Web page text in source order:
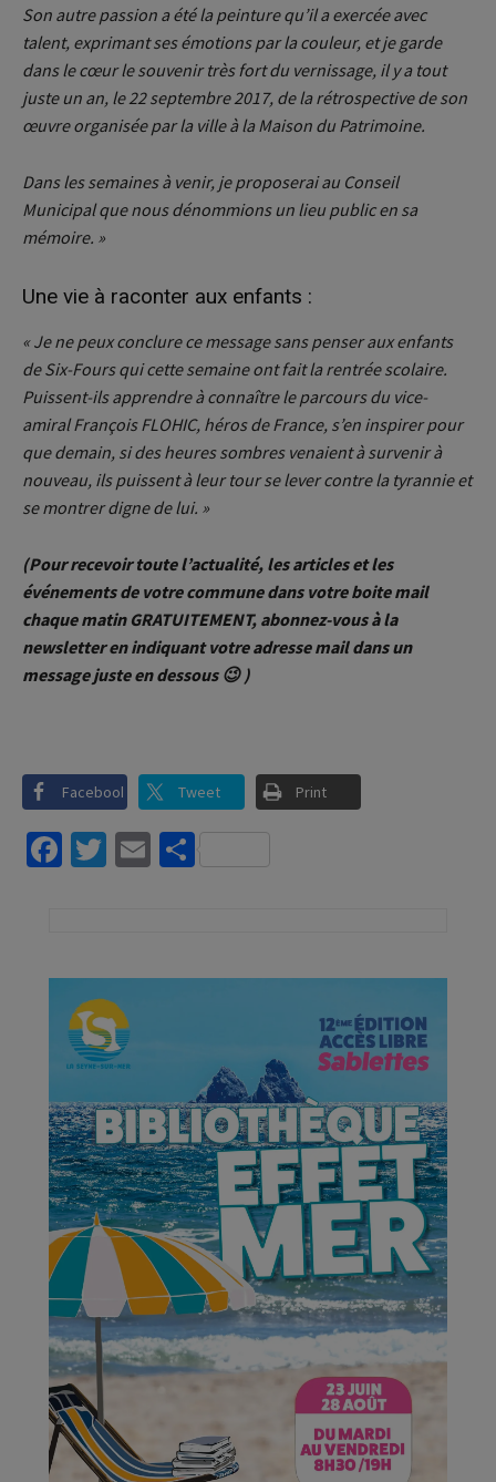
Son autre passion a été la peinture qu’il a exercée avec
talent, exprimant ses émotions par la couleur, et je garde
dans le cœur le souvenir très fort du vernissage, il y a tout
juste un an, le 22 septembre 2017, de la rétrospective de son
œuvre organisée par la ville à la Maison du Patrimoine.
Dans les semaines à venir, je proposerai au Conseil
Municipal que nous dénommions un lieu public en sa
mémoire. »
Une vie à raconter aux enfants :
« Je ne peux conclure ce message sans penser aux enfants
de Six-Fours qui cette semaine ont fait la rentrée scolaire.
Puissent-ils apprendre à connaître le parcours du vice-
amiral François FLOHIC, héros de France, s’en inspirer pour
que demain, si des heures sombres venaient à survenir à
nouveau, ils puissent à leur tour se lever contre la tyrannie et
se montrer digne de lui. »
(Pour recevoir toute l’actualité, les articles et les
événements de votre commune dans votre boite mail
chaque matin GRATUITEMENT, abonnez-vous à la
newsletter en indiquant votre adresse mail dans un
message juste en dessous 😉 )
Facebook Tweet Print
Facebook
Twitter
EmailPartager